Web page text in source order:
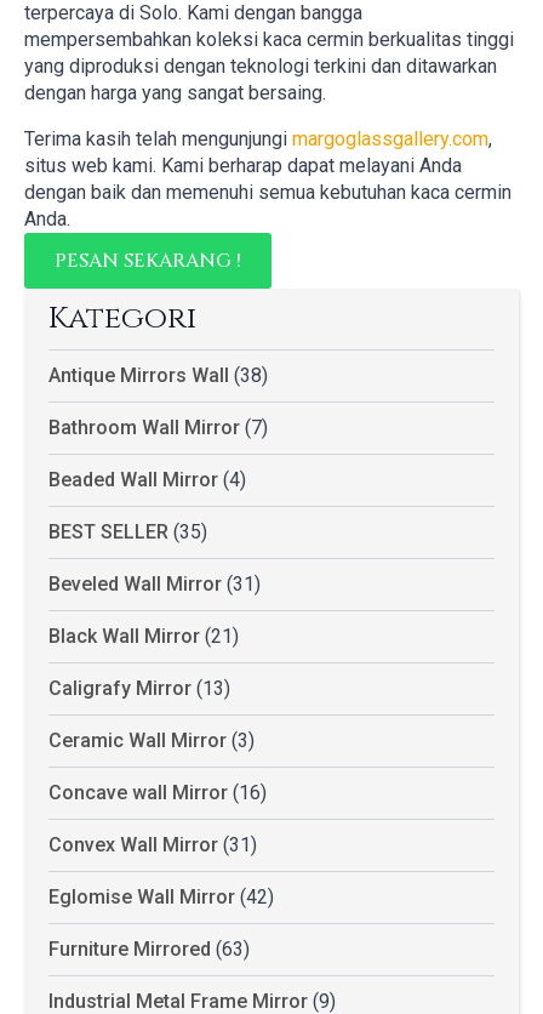
Kategori
Antique Mirrors Wall (38)
Bathroom Wall Mirror (7)
Beaded Wall Mirror (4)
BEST SELLER (35)
Beveled Wall Mirror (31)
Black Wall Mirror (21)
Caligrafy Mirror (13)
Ceramic Wall Mirror (3)
Concave wall Mirror (16)
Convex Wall Mirror (31)
Eglomise Wall Mirror (42)
Furniture Mirrored (63)
Industrial Metal Frame Mirror (9)
terpercaya di Solo. Kami dengan bangga
mempersembahkan koleksi kaca cermin berkualitas tinggi
yang diproduksi dengan teknologi terkini dan ditawarkan
dengan harga yang sangat bersaing.
Terima kasih telah mengunjungi margoglassgallery.com,
situs web kami. Kami berharap dapat melayani Anda
dengan baik dan memenuhi semua kebutuhan kaca cermin
Anda.
PESAN SEKARANG !